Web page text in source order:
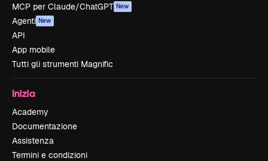
MCP per Claude/ChatGPT New
Agenti New
API
App mobile
Tutti gli strumenti Magnific
Inizia
Academy
Documentazione
Assistenza
Termini e condizioni